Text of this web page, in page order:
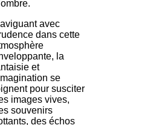
avec
dans cette
la
et
se
pour susciter
images vives,
souvenirs
des échos